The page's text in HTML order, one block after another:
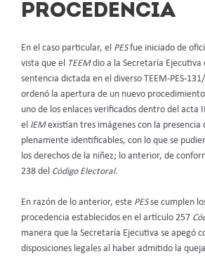
PROCEDENCIA
En el caso particular, el PESfue iniciado de
vista que el
TEEMdio a la Secretaría Ejecutiva
sentencia dictada en el diverso TEEM-PES-
ordenó la apertura de un nuevo
uno de los enlaces verificados dentro del acta
el IEMexistían tres imágenes con la presencia
plenamente identificables, con lo que se
los derechos de la niñez; lo anterior, de
238 del Código Electoral.
En razón de lo anterior, este PESse cumplen
procedencia establecidos en el artículo 257
manera que la Secretaría Ejecutiva se apegó
disposiciones legales al haber admitido la